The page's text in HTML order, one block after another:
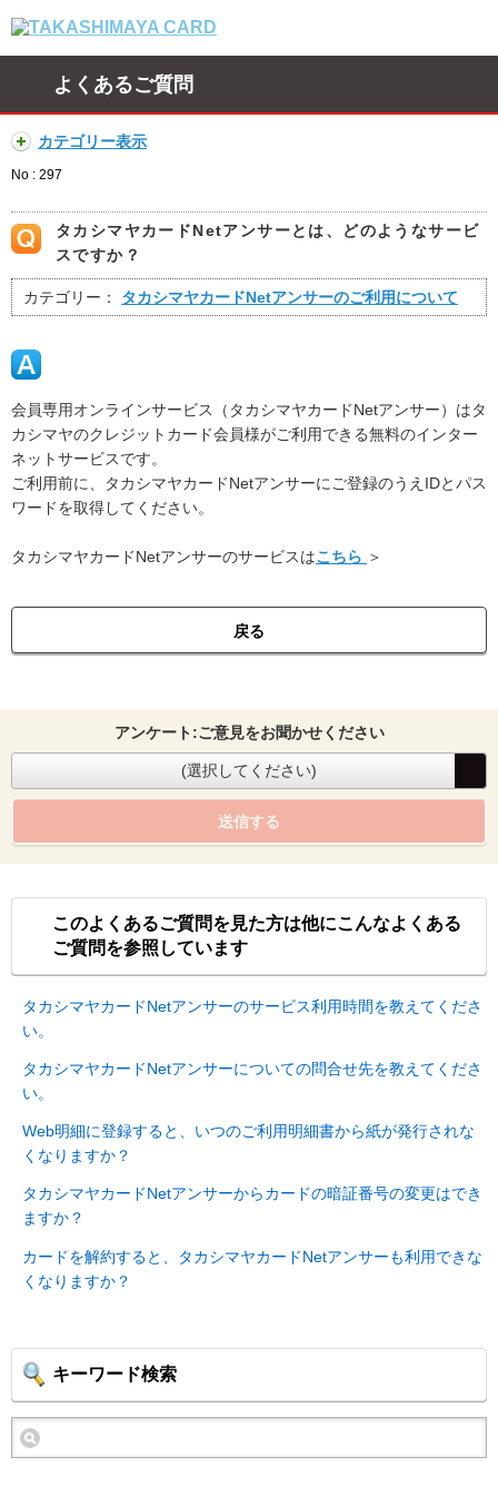
よくあるご質問
カテゴリー表示
No : 297
タカシマヤカードNetアンサーとは、どのようなサービ
スですか？
カテゴリー： タカシマヤカードNetアンサーのご利用について
会員専用オンラインサービス（タカシマヤカードNetアンサー）はタ
カシマヤのクレジットカード会員様がご利用できる無料のインター
ネットサービスです。
ご利用前に、タカシマヤカードNetアンサーにご登録のうえIDとパス
ワードを取得してください。
タカシマヤカードNetアンサーのサービスはこちら ＞
戻る
アンケート:ご意見をお聞かせください
(選択してください)
送信する
このよくあるご質問を見た方は他にこんなよくある
ご質問を参照しています
タカシマヤカードNetアンサーのサービス利用時間を教えてくださ
い。
タカシマヤカードNetアンサーについての問合せ先を教えてくださ
い。
Web明細に登録すると、いつのご利用明細書から紙が発行されな
くなりますか？
タカシマヤカードNetアンサーからカードの暗証番号の変更はでき
ますか？
カードを解約すると、タカシマヤカードNetアンサーも利用できな
くなりますか？
キーワード検索